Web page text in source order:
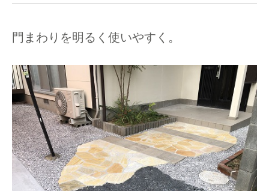
門まわりを明るく使いやすく。